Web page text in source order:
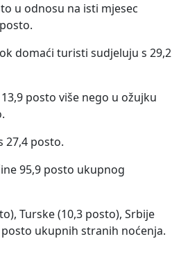
u odnosu na isti mjesec
domaći turisti sudjeluju s 29,2
posto više nego u ožujku
27,4 posto.
95,9 posto ukupnog
Turske (10,3 posto), Srbije
posto ukupnih stranih noćenja.